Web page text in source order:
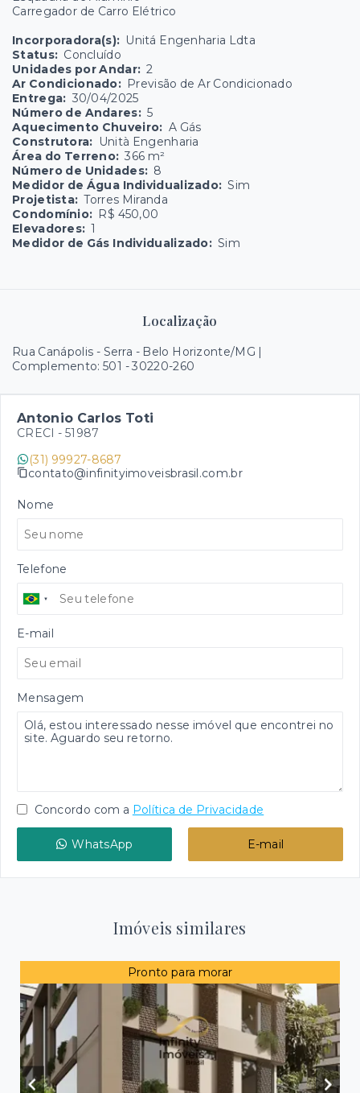
Carregador de Carro Elétrico
Incorporadora(s): Unitá Engenharia Ldta
Status: Concluído
Unidades por Andar: 2
Ar Condicionado: Previsão de Ar Condicionado
Entrega: 30/04/2025
Número de Andares: 5
Aquecimento Chuveiro: A Gás
Construtora: Unità Engenharia
Área do Terreno: 366 m²
Número de Unidades: 8
Medidor de Água Individualizado: Sim
Projetista: Torres Miranda
Condomínio: R$ 450,00
Elevadores: 1
Medidor de Gás Individualizado: Sim
Localização
Rua Canápolis - Serra - Belo Horizonte/MG |
Complemento: 501 - 30220-260
Antonio Carlos Toti
CRECI - 51987
(31) 99927-8687
contato@infinityimoveisbrasil.com.br
Nome
Telefone
E-mail
Mensagem
Concordo com a Política de Privacidade
WhatsApp E-mail
Imóveis similares
Pronto para morar